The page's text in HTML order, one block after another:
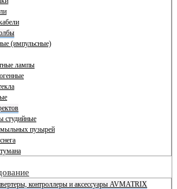
(импульсные)
лампы
студийные
пузырей
контроллеры и аксессуары AVMATRIX